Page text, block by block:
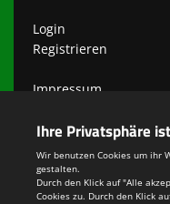
Login
Registrieren
Impressum
Teamsports 2
Dein Sportverein online